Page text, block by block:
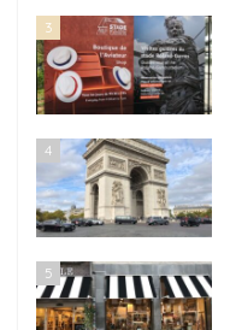
3
4
5